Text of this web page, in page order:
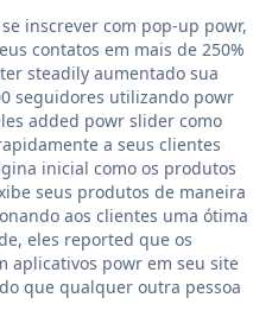
inscrever com pop-up powr,
contatos em mais de 250%
steadily aumentado sua
seguidores utilizando powr
added powr slider como
a seus clientes
inicial como os produtos
seus produtos de maneira
aos clientes uma ótima
eles reported que os
aplicativos powr em seu site
que qualquer outra pessoa